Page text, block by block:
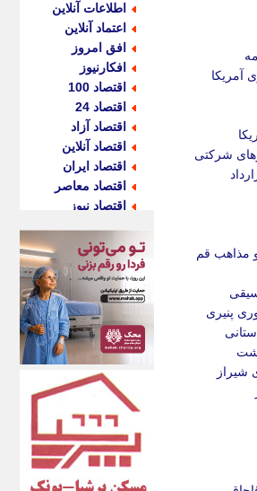
آمریکا
شرکتی
و مذاهب قم
پنیری
شیراز
اطلاعات آنلاین
اعتماد آنلاین
افق امروز
افکارنیوز
اقتصاد 100
اقتصاد 24
اقتصاد آزاد
اقتصاد آنلاین
اقتصاد ایران
اقتصاد معاصر
اقتصاد نیوز
اکوفارس
اکونگار
اکونیوز
الف
انتشار آنلاین
اندیشه قرن
اندیشه معاصر
اندیشه ها
انرژی پرس
ای استخدام
ایتنا
ایراف
ایران آرت